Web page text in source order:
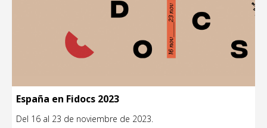
España en Fidocs 2023
Del 16 al 23 de noviembre de 2023.